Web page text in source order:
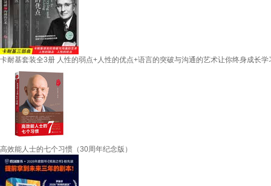
卡耐基套装全3册 人性的弱点+人性的优点+语言的突破与沟通的艺术让你终身成长学
高效能人士的七个习惯（30周年纪念版）